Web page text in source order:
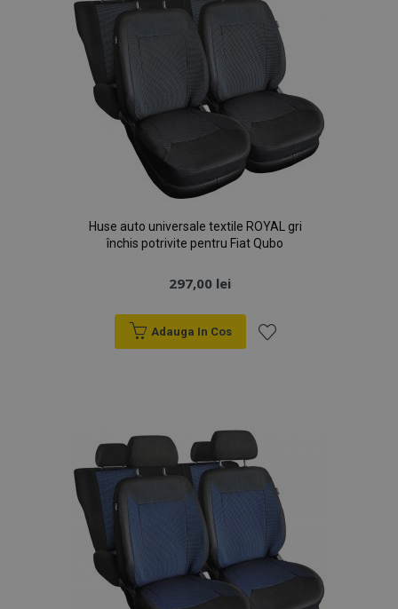
Huse auto universale textile ROYAL gri
închis potrivite pentru Fiat Qubo
297,00 lei
Adauga In Cos
Dorințe